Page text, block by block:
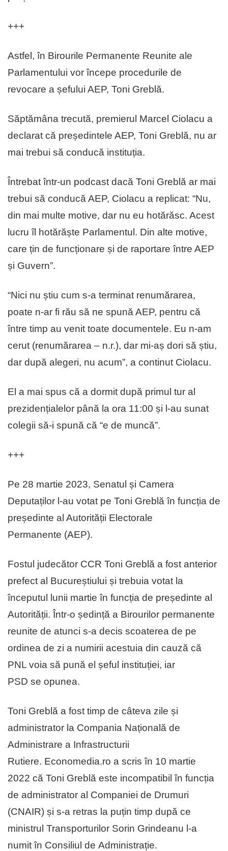
+++
Astfel, în Birourile Permanente Reunite ale
Parlamentului vor începe procedurile de
revocare a șefului AEP, Toni Greblă.
Săptămâna trecută, premierul Marcel Ciolacu a
declarat că președintele AEP, Toni Greblă, nu ar
mai trebui să conducă instituția.
Întrebat într-un podcast dacă Toni Greblă ar mai
trebui să conducă AEP, Ciolacu a replicat: “Nu,
din mai multe motive, dar nu eu hotărăsc. Acest
lucru îl hotărăște Parlamentul. Din alte motive,
care țin de funcționare și de raportare între AEP
și Guvern”.
“Nici nu știu cum s-a terminat renumărarea,
poate n-ar fi rău să ne spună AEP, pentru că
între timp au venit toate documentele. Eu n-am
cerut (renumărarea – n.r.), dar mi-aș dori să știu,
dar după alegeri, nu acum”, a continut Ciolacu.
El a mai spus că a dormit după primul tur al
prezidențialelor până la ora 11:00 și l-au sunat
colegii să-i spună că “e de muncă”.
+++
Pe 28 martie 2023, Senatul și Camera
Deputaților l-au votat pe Toni Greblă în funcția de
președinte al Autorității Electorale
Permanente (AEP).
Fostul judecător CCR Toni Greblă a fost anterior
prefect al Bucureștiului și trebuia votat la
începutul lunii martie în funcția de președinte al
Autorității. Într-o ședință a Birourilor permanente
reunite de atunci s-a decis scoaterea de pe
ordinea de zi a numirii acestuia din cauză că
PNL voia să pună el șeful instituției, iar
PSD se opunea.
Toni Greblă a fost timp de câteva zile și
administrator la Compania Națională de
Administrare a Infrastructurii
Rutiere. Economedia.ro a scris în 10 martie
2022 că Toni Greblă este incompatibil în funcția
de administrator al Companiei de Drumuri
(CNAIR) și s-a retras la puțin timp după ce
ministrul Transporturilor Sorin Grindeanu l-a
numit în Consiliul de Administrație.